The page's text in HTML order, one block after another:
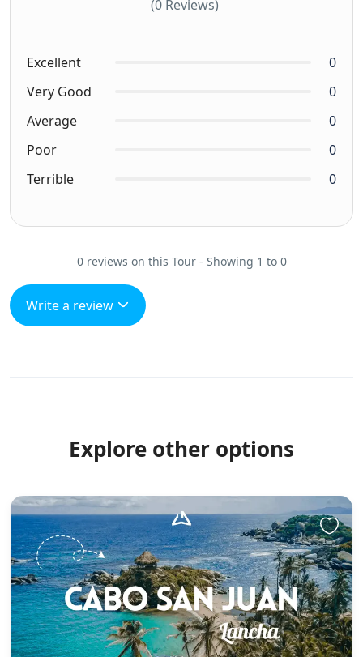
(0 Reviews)
Excellent
0
Very Good
0
Average
0
Poor
0
Terrible
0
0 reviews on this Tour - Showing 1 to 0
Write a review
Explore other options